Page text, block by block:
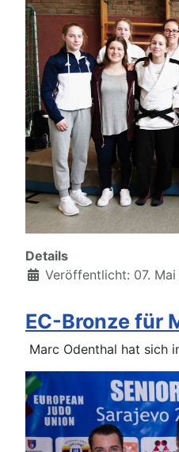
Details
Veröffentlicht: 07. Mai
EC-Bronze für
Marc Odenthal hat sich